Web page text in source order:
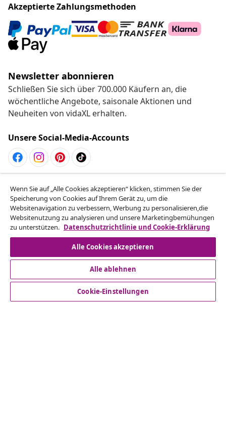
Akzeptierte Zahlungsmethoden
Newsletter abonnieren
Schließen Sie sich über 700.000 Käufern an, die
wöchentliche Angebote, saisonale Aktionen und
Neuheiten von vidaXL erhalten.
Unsere Social-Media-Accounts
Vom Vertrag zurücktreten
Reiche einen Widerrufsantrag für deine Bestellung
ein.
Vom Vertrag zurücktreten
Kundenservice
Wenn Sie auf „Alle Cookies akzeptieren“ klicken, stimmen Sie der
Speicherung von Cookies auf Ihrem Gerät zu, um die
Websitenavigation zu verbessern, Werbung zu personalisieren,die
Websitenutzung zu analysieren und unsere Marketingbemühungen
zu unterstützen. Datenschutzrichtlinie und Cookie-Erklärung
Alle Cookies akzeptieren
Alle ablehnen
Cookie-Einstellungen